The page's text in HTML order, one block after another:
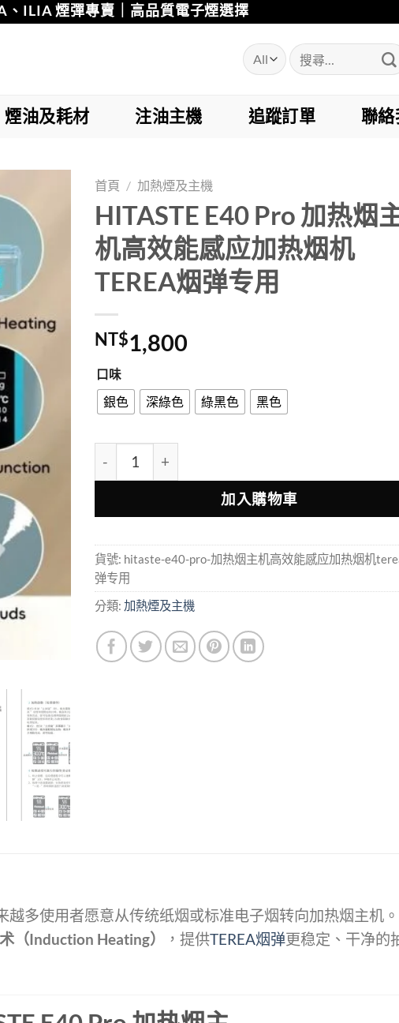
、ILIA 煙彈專賣｜高品質電子煙選擇
搜
尋
鍵
字:
煙油及耗材 注油主機 追蹤訂單 聯絡
Add to
wishlist
首頁 / 加熱煙及主機
HITASTE E40 Pro 加热烟
机高效能感应加热烟机
TEREA烟弹专用
NT$1,800
口味
銀色 深綠色 綠黑色 黑色
HITASTE E40 Pro 加热烟主机高效能感应加热烟机
加入購物車
貨號: hitaste-e40-pro-加热烟主机高效能感应加热烟机
弹专用
分類: 加熱煙及主機
多使用者愿意从传统纸烟或标准电子烟转向加热烟主机。
（Induction Heating） ，提供TEREA烟弹更稳定、干净的